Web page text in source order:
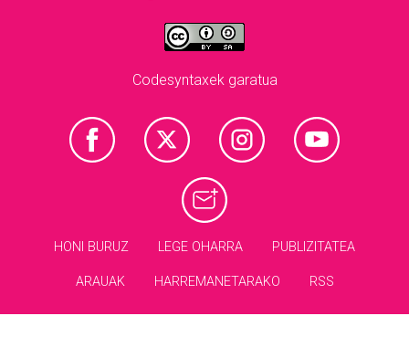
Codesyntaxek garatua
HONI BURUZ LEGE OHARRA PUBLIZITATEA
ARAUAK HARREMANETARAKO RSS